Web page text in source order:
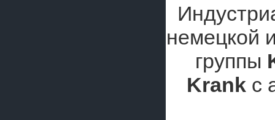
немецкой
группы
Krank с